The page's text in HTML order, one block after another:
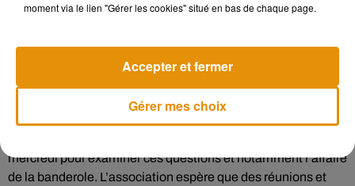
Au cours de cet échange avec l’association Quazar, Angers
Sco aurait déclaré qu’il allait faire un signalement auprès du
procureur de la République et fournir les images tournées par
son système de vidéo au sein du stade Raymond Kopa. De
mercredi pour examiner ces questions et notamment l’affaire
de la banderole. L’association espère que des réunions et
moment via le lien "Gérer les cookies" situé en bas de chaque page.
Gérer mes choix
Accepter et fermer